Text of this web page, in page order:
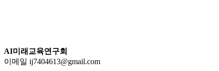
AI미래교육연구회
이메일 ij7404613@gmail.com